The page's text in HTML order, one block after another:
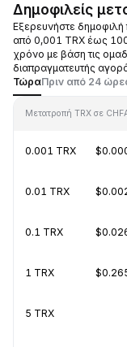
Δημοφιλείς
Εξερευνήστε δημοφιλή
από 0,001 TRX έως 100
χρόνο με βάση τις
διαπραγματευτής
ΤώραΠριν από 24
Μετατροπή TRX σε CHF
0.001 TRX
0.01 TRX
0.1 TRX
1 TRX
5 TRX